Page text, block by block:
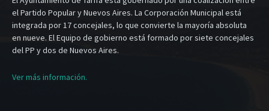
el Partido Popular y Nuevos Aires. La Corporación Municipal está
integrada por 17 concejales, lo que convierte la mayoría absoluta
en nueve. El Equipo de gobierno está formado por siete concejales
del PP y dos de Nuevos Aires.
Ver más información.